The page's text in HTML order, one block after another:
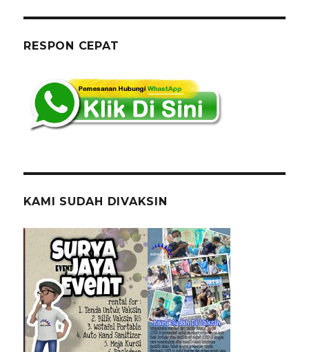
RESPON CEPAT
KAMI SUDAH DIVAKSIN